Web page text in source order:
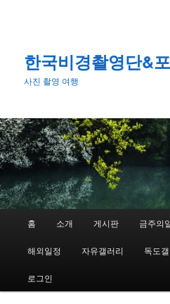
어
넘
기
한국비경촬영단&
사진 촬영 여행
홈 소개 게시판 금주의
해외일정 자유갤러리 독도
로그인